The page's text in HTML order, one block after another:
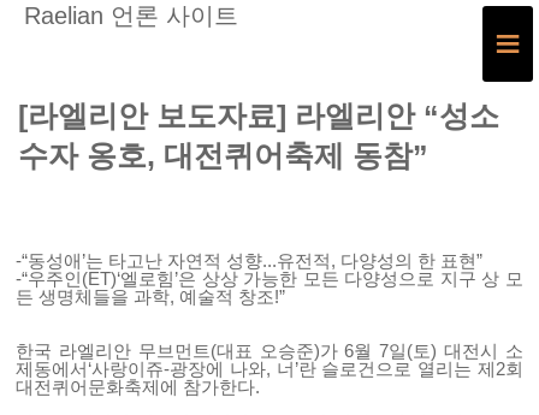
Raelian 언론 사이트
≡
[라엘리안 보도자료] 라엘리안 “성소
수자 옹호, 대전퀴어축제 동참”
-“동성애’는 타고난 자연적 성향...유전적, 다양성의 한 표현”
-“우주인(ET)‘엘로힘’은 상상 가능한 모든 다양성으로 지구 상 모
든 생명체들을 과학, 예술적 창조!”
한국 라엘리안 무브먼트(대표 오승준)가 6월 7일(토) 대전시 소
제동에서‘사랑이쥬-광장에 나와, 너’란 슬로건으로 열리는 제2회
대전퀴어문화축제에 참가한다.